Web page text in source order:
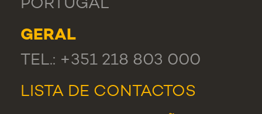
PORTUGAL
GERAL
TEL.: +351 218 803 000
LISTA DE CONTACTOS